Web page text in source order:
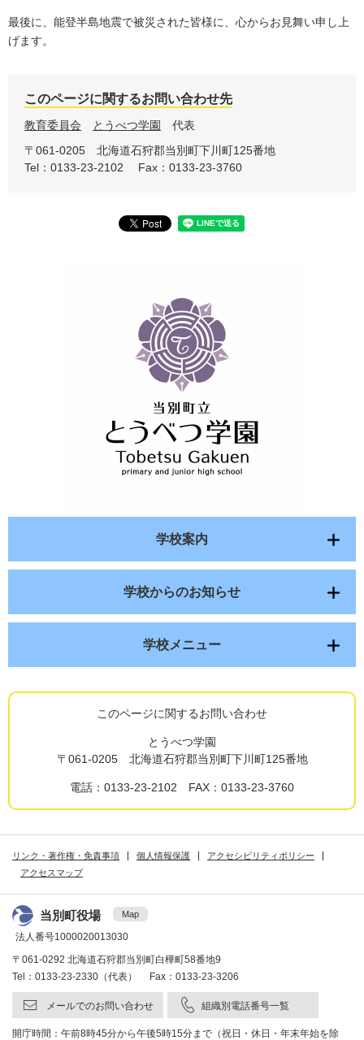
最後に、能登半島地震で被災された皆様に、心からお見舞い申し上
げます。
このページに関するお問い合わせ先
教育委員会 とうべつ学園
代表
〒061-0205
北海道石狩郡当別町下川町125番地
Tel：0133-23-2102
Fax：0133-23-3760
学校案内
学校からのお知らせ
学校メニュー
このページに関するお問い合わせ
とうべつ学園
〒061-0205 北海道石狩郡当別町下川町125番地
電話：0133-23-2102 FAX：0133-23-3760
リンク・著作権・免責事項 個人情報保護
アクセシビリティポリシー
アクセスマップ
当別町役場 Map
法人番号1000020013030
〒061-0292 北海道石狩郡当別町白樺町58番地9
Tel：0133-23-2330（代表） Fax：0133-23-3206
メールでのお問い合わせ 組織別電話番号一覧
開庁時間：午前8時45分から午後5時15分まで（祝日・休日・年末年始を除